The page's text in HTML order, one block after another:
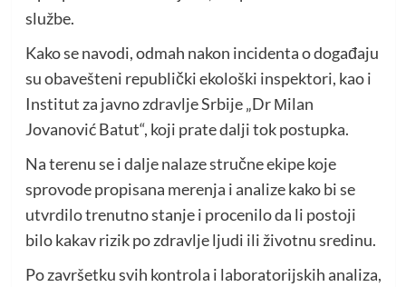
službe.
Kako se navodi, odmah nakon incidenta o događaju
su obavešteni republički ekološki inspektori, kao i
Institut za javno zdravlje Srbije „Dr Мilan
Jovanović Batut“, koji prate dalji tok postupka.
Na terenu se i dalje nalaze stručne ekipe koje
sprovode propisana merenja i analize kako bi se
utvrdilo trenutno stanje i procenilo da li postoji
bilo kakav rizik po zdravlje ljudi ili životnu sredinu.
Po završetku svih kontrola i laboratorijskih analiza,